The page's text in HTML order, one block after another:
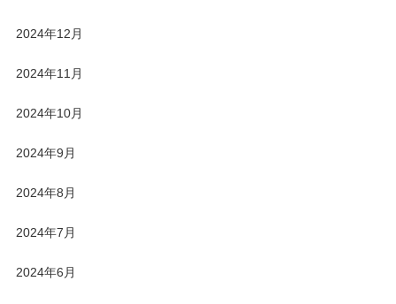
2024年12月
2024年11月
2024年10月
2024年9月
2024年8月
2024年7月
2024年6月